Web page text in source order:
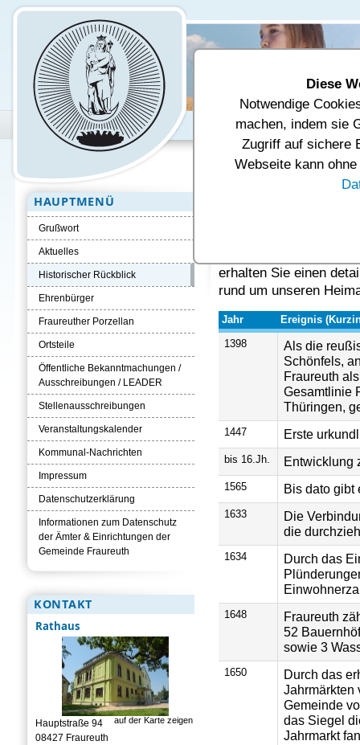
Diese
Notwendige
machen, indem sie
Zugriff auf sichere
Webseite kann
Unsere Gemeinde
Aktuelle Seite:
erhalten Sie einen
rund um unseren
Jahr Ereignis
1398
Als die
Schönfels,
Fraureuth
Gesamtlinie
Thüringen,
1447 Erste
bis 16.Jh. Entwicklung
1565 Bis dato gibt
1633
Die
die
1634
Durch das
1648
Fraureuth
52
sowie 3
1650
Durch das
Jahrmärkten
Gemeinde
das Siegel
Jahrmarkt
HAUPTMENÜ
Grußwort
Aktuelles
Historischer Rückblick
Ehrenbürger
Fraureuther Porzellan
Ortsteile
Öffentliche Bekanntmachungen /
Ausschreibungen / LEADER
Stellenausschreibungen
Veranstaltungskalender
Kommunal-Nachrichten
Impressum
Datenschutzerklärung
Informationen zum Datenschutz
der Ämter & Einrichtungen der
Gemeinde Fraureuth
KONTAKT
Rathaus
auf der Karte zeigen
Hauptstraße 94
08427 Fraureuth